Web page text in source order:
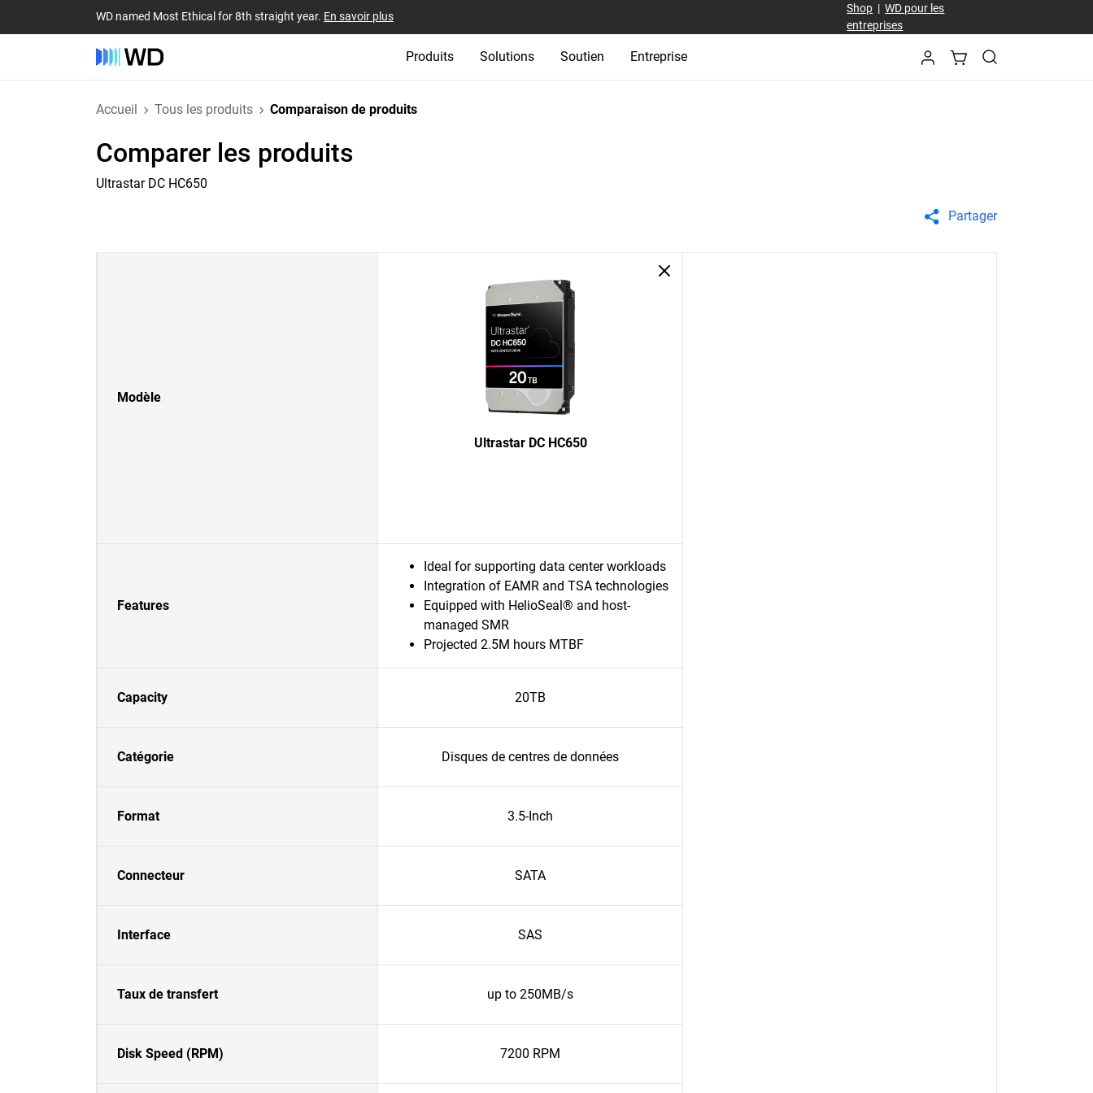
WD named Most Ethical for 8th straight year. En savoir plus
Shop |WD pour les
entreprises
Produits Solutions Soutien Entreprise
Accueil Tous les produits Comparaison de produits
Comparer les produits
Ultrastar DC HC650
Partager
Modèle
Ultrastar DC HC650
Features
Ideal for supporting data center workloads
Integration of EAMR and TSA technologies
Equipped with HelioSeal® and host-
managed SMR
Projected 2.5M hours MTBF
Capacity 20TB
Catégorie Disques de centres de données
Format 3.5-Inch
Connecteur SATA
Interface SAS
Taux de transfert up to 250MB/s
Disk Speed (RPM) 7200 RPM